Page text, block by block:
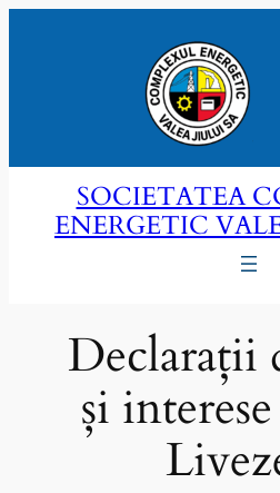
SOCIETATEA
ENERGETIC
Declarații
și